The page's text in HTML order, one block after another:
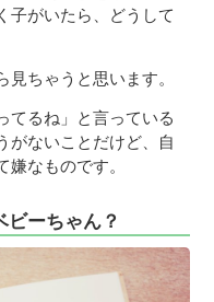
子がいたら、どうして
ちゃうと思います。
てるね」と言っている
がないことだけど、自
なものです。
ビーちゃん？